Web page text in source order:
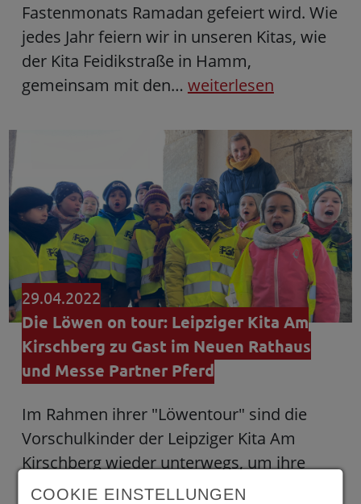
Fastenmonats Ramadan gefeiert wird. Wie
jedes Jahr feiern wir in unseren Kitas, wie
der Kita Feidikstraße in Hamm,
gemeinsam mit den… weiterlesen
29.04.2022
Die Löwen on tour: Leipziger Kita Am
Kirschberg zu Gast im Neuen Rathaus
und Messe Partner Pferd
Im Rahmen ihrer "Löwentour" sind die
Vorschulkinder der Leipziger Kita Am
Kirschberg wieder unterwegs, um ihre
Stadt zu erkunden und zu entdecken. Auf
COOKIE EINSTELLUNGEN